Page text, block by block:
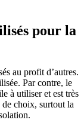
pour la
au profit d’autres.
Par contre, le
à utiliser et est très
de choix, surtout la